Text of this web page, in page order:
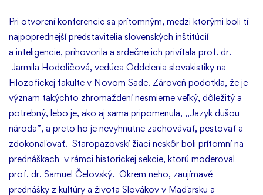
Pri otvorení konferencie sa prítomným, medzi ktorými boli tí
najpoprednejší predstavitelia slovenských inštitúcií
a inteligencie, prihovorila a srdečne ich privítala prof. dr.
Jarmila Hodoličová, vedúca Oddelenia slovakistiky na
Filozofickej fakulte v Novom Sade. Zároveň podotkla, že je
význam takýchto zhromaždení nesmierne veľký, dôležitý a
potrebný, lebo je, ako aj sama pripomenula, ,,Jazyk dušou
národa”, a preto ho je nevyhnutne zachovávať, pestovať a
zdokonaľovať. Staropazovskí žiaci neskôr boli prítomní na
prednáškach v rámci historickej sekcie, ktorú moderoval
prof. dr. Samuel Čelovský. Okrem neho, zaujímavé
prednášky z kultúry a života Slovákov v Maďarsku a